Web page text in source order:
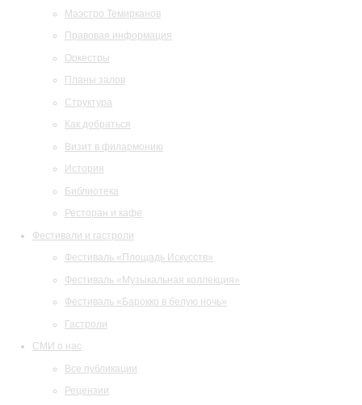
Маэстро Темирканов
Правовая информация
Оркестры
Планы залов
Структура
Как добраться
Визит в филармонию
История
Библиотека
Ресторан и кафе
Фестивали и гастроли
Фестиваль «Площадь Искусств»
Фестиваль «Музыкальная коллекция»
Фестиваль «Барокко в белую ночь»
Гастроли
СМИ о нас
Все публикации
Рецензии